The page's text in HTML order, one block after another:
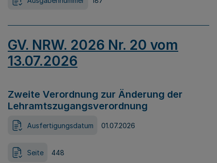
GV. NRW. 2026 Nr. 20 vom
13.07.2026
Zweite Verordnung zur Änderung der
Lehramtszugangsverordnung
Ausfertigungsdatum 01.07.2026
Seite 448